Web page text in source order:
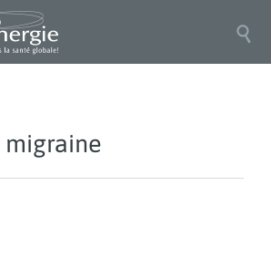

migraine